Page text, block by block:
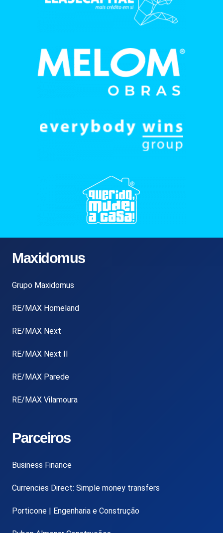
Maxidomus
Grupo Maxidomus
RE/MAX Homeland
RE/MAX Next
RE/MAX Next II
RE/MAX Parede
RE/MAX Vilamoura
Parceiros
Business Finance
Currencies Direct: Simple money transfers
Porticone | Engenharia e Construção